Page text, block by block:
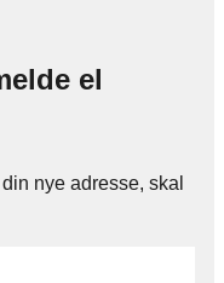
el
nye adresse, skal